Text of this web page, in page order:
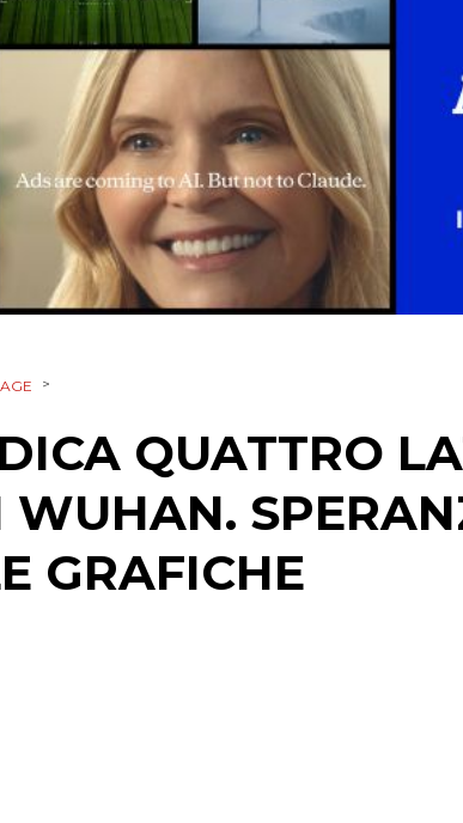
EDITORIA
ESTERNA
RADIO / AUDIO
TV
DATI
>
QUATTRO
WUHAN.
GRAFICHE